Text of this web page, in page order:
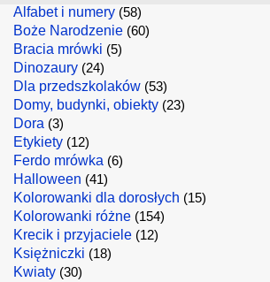
Alfabet i numery (58)
Boże Narodzenie (60)
Bracia mrówki (5)
Dinozaury (24)
Dla przedszkolaków (53)
Domy, budynki, obiekty (23)
Dora (3)
Etykiety (12)
Ferdo mrówka (6)
Halloween (41)
Kolorowanki dla dorosłych (15)
Kolorowanki różne (154)
Krecik i przyjaciele (12)
Księżniczki (18)
Kwiaty (30)